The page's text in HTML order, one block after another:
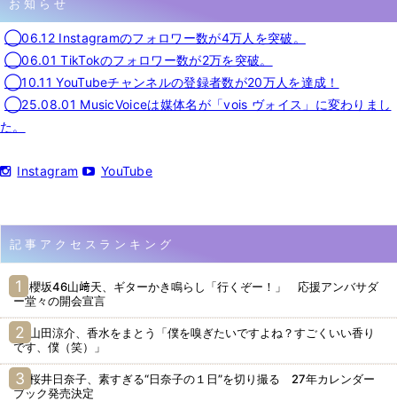
お知らせ
◯06.12 Instagramのフォロワー数が4万人を突破。
◯06.01 TikTokのフォロワー数が2万を突破。
◯10.11 YouTubeチャンネルの登録者数が20万人を達成！
◯25.08.01 MusicVoiceは媒体名が「vois ヴォイス」に変わりまし
た。
Instagram YouTube
記事アクセスランキング
櫻坂46山﨑天、ギターかき鳴らし「行くぞー！」 応援アンバサダ
ー堂々の開会宣言
山田涼介、香水をまとう「僕を嗅ぎたいですよね？すごくいい香り
です、僕（笑）」
桜井日奈子、素すぎる“日奈子の１日”を切り撮る 27年カレンダー
ブック発売決定